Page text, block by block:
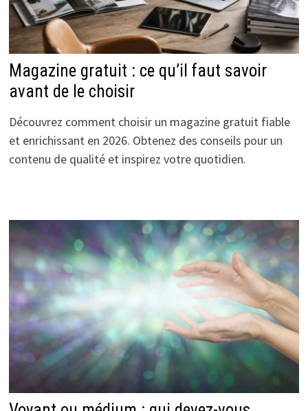
Magazine gratuit : ce qu’il faut savoir
avant de le choisir
Découvrez comment choisir un magazine gratuit fiable
et enrichissant en 2026. Obtenez des conseils pour un
contenu de qualité et inspirez votre quotidien.